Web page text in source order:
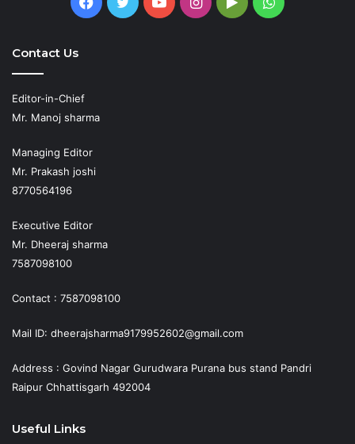
Contact Us
Editor-in-Chief
Mr. Manoj sharma
Managing Editor
Mr. Prakash joshi
8770564196
Executive Editor
Mr. Dheeraj sharma
7587098100
Contact : 7587098100
Mail ID: dheerajsharma9179952602@gmail.com
Address : Govind Nagar Gurudwara Purana bus stand Pandri
Raipur Chhattisgarh 492004
Useful Links